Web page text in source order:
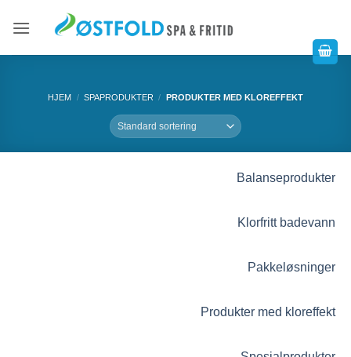
HJEM / SPAPRODUKTER / PRODUKTER MED KLOREFFEKT
Balanseprodukter
Klorfritt badevann
Pakkeløsninger
Produkter med kloreffekt